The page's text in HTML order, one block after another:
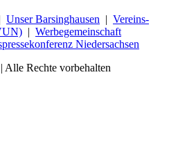
Unser Barsinghausen | Vereins-
| Werbegemeinschaft
Niedersachsen
Rechte vorbehalten